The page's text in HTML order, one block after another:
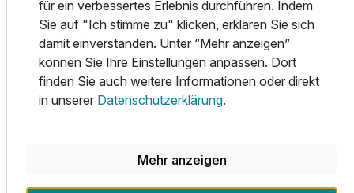
Kirche und ist in den Wintermonaten selbstverständlich
beheizt – so können ganzes Jahr Hochzeiten gefeiert
werden.
Auch für standesamtliche Hochzeiten finden Sie in der
Kartause Gaming passende Räumlichkeiten.
Bei kleineren Hochzeitsgesellschaften direkt im prunkvollen
versehenen, Barockbibliothek.
für ein verbessertes Erlebnis durchführen. Indem
Sie auf "Ich stimme zu" klicken, erklären Sie sich
damit einverstanden. Unter “Mehr anzeigen”
können Sie Ihre Einstellungen anpassen. Dort
finden Sie auch weitere Informationen oder direkt
in unserer Datenschutzerklärung.
Mehr anzeigen